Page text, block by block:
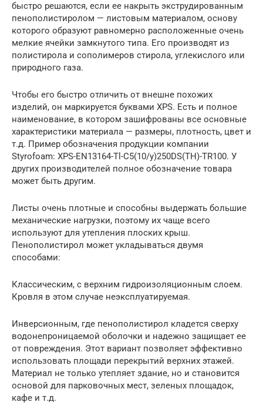
быстро решаются, если ее накрыть экструдированным
пенополистиролом — листовым материалом, основу
которого образуют равномерно расположенные очень
мелкие ячейки замкнутого типа. Его производят из
полистирола и сополимеров стирола, углекислого или
природного газа.
Чтобы его быстро отличить от внешне похожих
изделий, он маркируется буквами XPS. Есть и полное
наименование, в котором зашифрованы все основные
характеристики материала — размеры, плотность, цвет и
т.д. Пример обозначения продукции компании
Styrofoam: XPS-EN13164-Tl-C5(10/y)250DS(TH)-TR100. У
других производителей полное обозначение товара
может быть другим.
Листы очень плотные и способны выдержать большие
механические нагрузки, поэтому их чаще всего
используют для утепления плоских крыш.
Пенополистирол может укладываться двумя
способами:
Классическим, с верхним гидроизоляционным слоем.
Кровля в этом случае неэксплуатируемая.
Инверсионным, где пенополистирол кладется сверху
водонепроницаемой оболочки и надежно защищает ее
от повреждения. Этот вариант позволяет эффективно
использовать площади перекрытий верхних этажей.
Материал не только утепляет здание, но и становится
основой для парковочных мест, зеленых площадок,
кафе и т.д.